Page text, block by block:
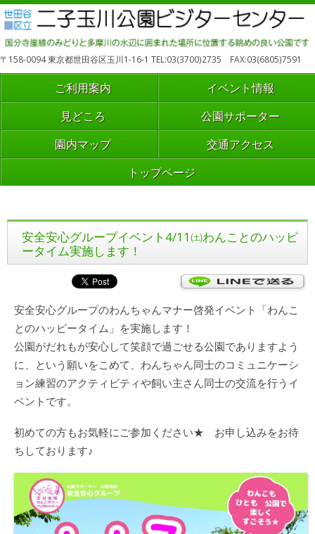
〒158-0094 東京都世田谷区玉川1-16-1 TEL:03(3700)2735 FAX:03(6805)7591
ご利用案内 イベント情報
見どころ 公園サポーター
園内マップ 交通アクセス
トップページ
安全安心グループイベント4/11㈯わんことのハッピ
ータイム実施します！
安全安心グループのわんちゃんマナー啓発イベント「わんこ
とのハッピータイム」を実施します！
公園がだれもが安心して笑顔で過ごせる公園でありますよう
に、という願いをこめて、わんちゃん同士のコミュニケーシ
ョン練習のアクティビティや飼い主さん同士の交流を行うイ
ベントです。
初めての方もお気軽にご参加ください★ お申し込みをお待
ちしております♪